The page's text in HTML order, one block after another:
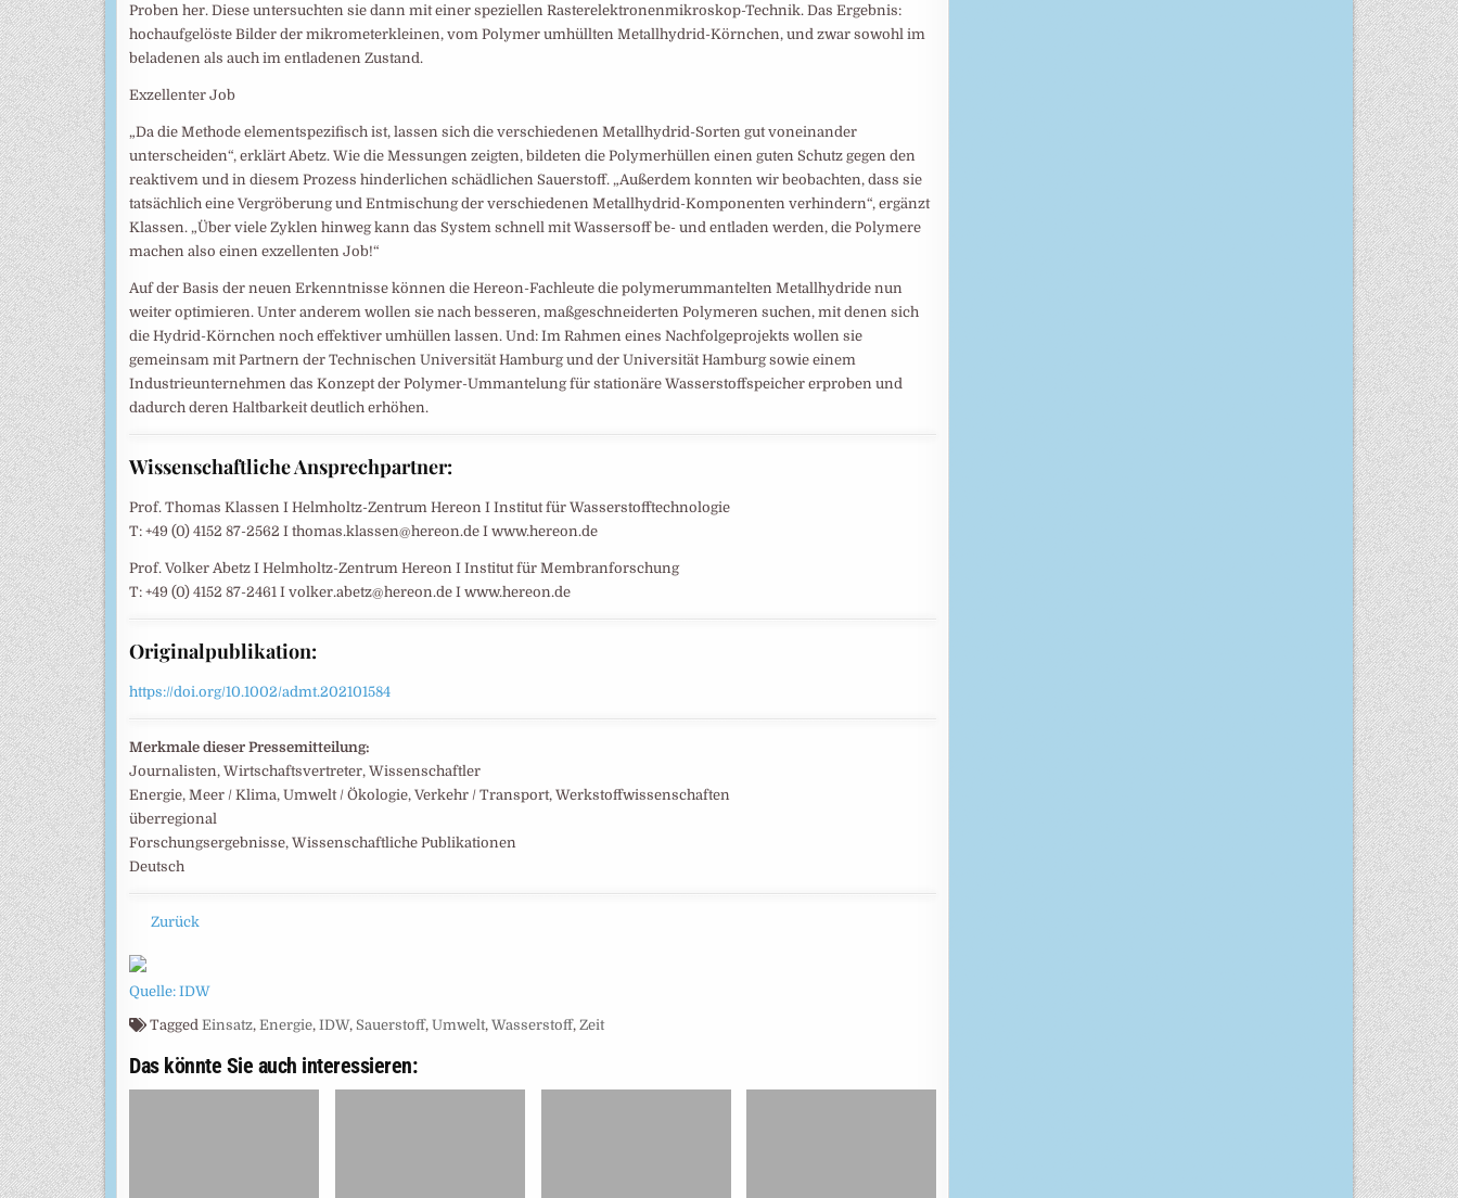
Proben her. Diese untersuchten sie dann mit einer speziellen Rasterelektronenmikroskop-Technik. Das Ergebnis:
hochaufgelöste Bilder der mikrometerkleinen, vom Polymer umhüllten Metallhydrid-Körnchen, und zwar sowohl im
beladenen als auch im entladenen Zustand.
Exzellenter Job
„Da die Methode elementspezifisch ist, lassen sich die verschiedenen Metallhydrid-Sorten gut voneinander
unterscheiden“, erklärt Abetz. Wie die Messungen zeigten, bildeten die Polymerhüllen einen guten Schutz gegen den
reaktivem und in diesem Prozess hinderlichen schädlichen Sauerstoff. „Außerdem konnten wir beobachten, dass sie
tatsächlich eine Vergröberung und Entmischung der verschiedenen Metallhydrid-Komponenten verhindern“, ergänzt
Klassen. „Über viele Zyklen hinweg kann das System schnell mit Wassersoff be- und entladen werden, die Polymere
machen also einen exzellenten Job!“
Auf der Basis der neuen Erkenntnisse können die Hereon-Fachleute die polymerummantelten Metallhydride nun
weiter optimieren. Unter anderem wollen sie nach besseren, maßgeschneiderten Polymeren suchen, mit denen sich
die Hydrid-Körnchen noch effektiver umhüllen lassen. Und: Im Rahmen eines Nachfolgeprojekts wollen sie
gemeinsam mit Partnern der Technischen Universität Hamburg und der Universität Hamburg sowie einem
Industrieunternehmen das Konzept der Polymer-Ummantelung für stationäre Wasserstoffspeicher erproben und
dadurch deren Haltbarkeit deutlich erhöhen.
Wissenschaftliche Ansprechpartner:
Prof. Thomas Klassen I Helmholtz-Zentrum Hereon I Institut für Wasserstofftechnologie
T: +49 (0) 4152 87-2562 I thomas.klassen@hereon.de I www.hereon.de
Prof. Volker Abetz I Helmholtz-Zentrum Hereon I Institut für Membranforschung
T: +49 (0) 4152 87-2461 I volker.abetz@hereon.de I www.hereon.de
Originalpublikation:
https://doi.org/10.1002/admt.202101584
Merkmale dieser Pressemitteilung:
Journalisten, Wirtschaftsvertreter, Wissenschaftler
Energie, Meer / Klima, Umwelt / Ökologie, Verkehr / Transport, Werkstoffwissenschaften
überregional
Forschungsergebnisse, Wissenschaftliche Publikationen
Deutsch
Zurück
Quelle: IDW
Tagged Einsatz, Energie, IDW, Sauerstoff, Umwelt, Wasserstoff, Zeit
Das könnte Sie auch interessieren: